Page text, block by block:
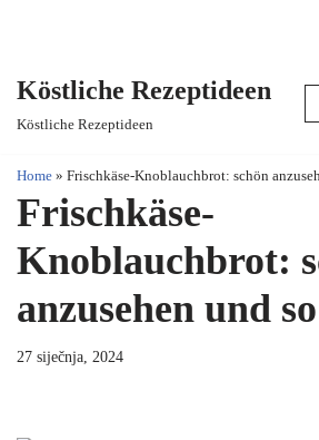
content
Köstliche Rezeptideen
Köstliche Rezeptideen
Home » Frischkäse-Knoblauchbrot: schön
Frischkäse-
Knoblauchbrot:
anzusehen und
27 siječnja, 2024